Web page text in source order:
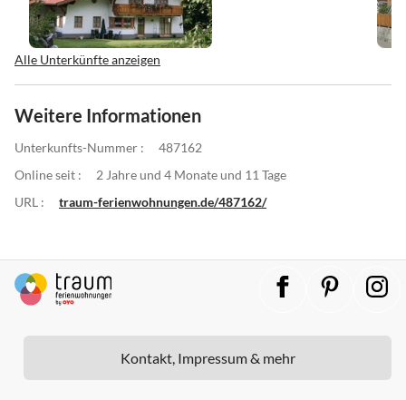
Alle Unterkünfte anzeigen
Weitere Informationen
Unterkunfts-Nummer :
487162
Online seit :
2 Jahre und 4 Monate und 11 Tage
URL :
traum-ferienwohnungen.de/487162/
Kontakt, Impressum & mehr